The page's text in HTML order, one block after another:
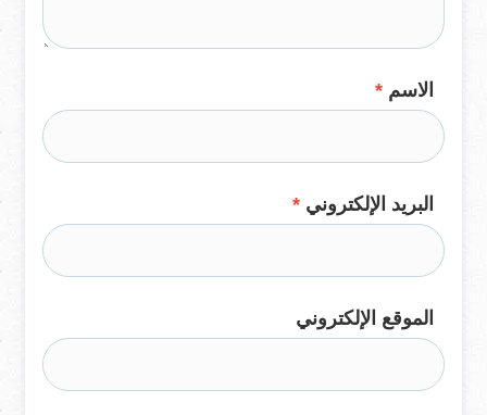
الاسم *
البريد الإلكتروني *
الموقع الإلكتروني